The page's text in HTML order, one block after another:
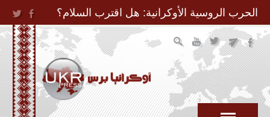
Jump to Navigation
الحرب الروسية الأوكرانية: هل اقترب السلام؟